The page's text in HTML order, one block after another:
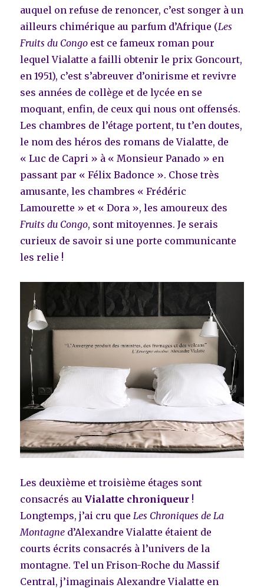
auquel on refuse de renoncer, c’est songer à un
ailleurs chimérique au parfum d’Afrique (Les
Fruits du Congo est ce fameux roman pour
lequel Vialatte a failli obtenir le prix Goncourt,
en 1951), c’est s’abreuver d’onirisme et revivre
ses années de collège et de lycée en se
moquant, enfin, de ceux qui nous ont offensés.
Les chambres de l’étage portent, tu t’en doutes,
le nom des héros des romans de Vialatte, de
« Luc de Capri » à « Monsieur Panado » en
passant par « Félix Badonce ». Chose très
amusante, les chambres « Frédéric
Lamourette » et « Dora », les amoureux des
Fruits du Congo, sont mitoyennes. Je serais
curieux de savoir si une porte communicante
les relie !
Les deuxième et troisième étages sont
consacrés auVialatte chroniqueur !
Longtemps, j’ai cru que Les Chroniques de La
Montagne d’Alexandre Vialatte étaient de
courts écrits consacrés à l’univers de la
montagne. Tel un Frison-Roche du Massif
Central, j’imaginais Alexandre Vialatte en